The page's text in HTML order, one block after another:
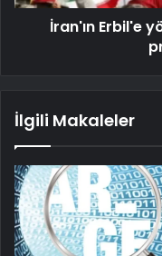
İran'ın Erbil'e
İlgili Makaleler